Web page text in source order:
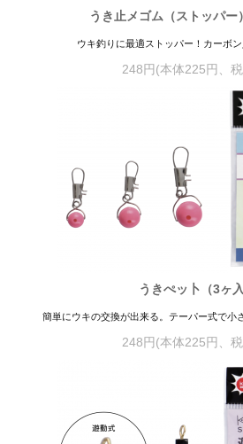
うき止メゴム（ストッパー
ウキ釣りに最適ストッパー！カーボン
248円(本体225円、
うきぺッ卜（3ヶ入
簡単にウキの交換が出来る。テーパー式で小
248円(本体225円、